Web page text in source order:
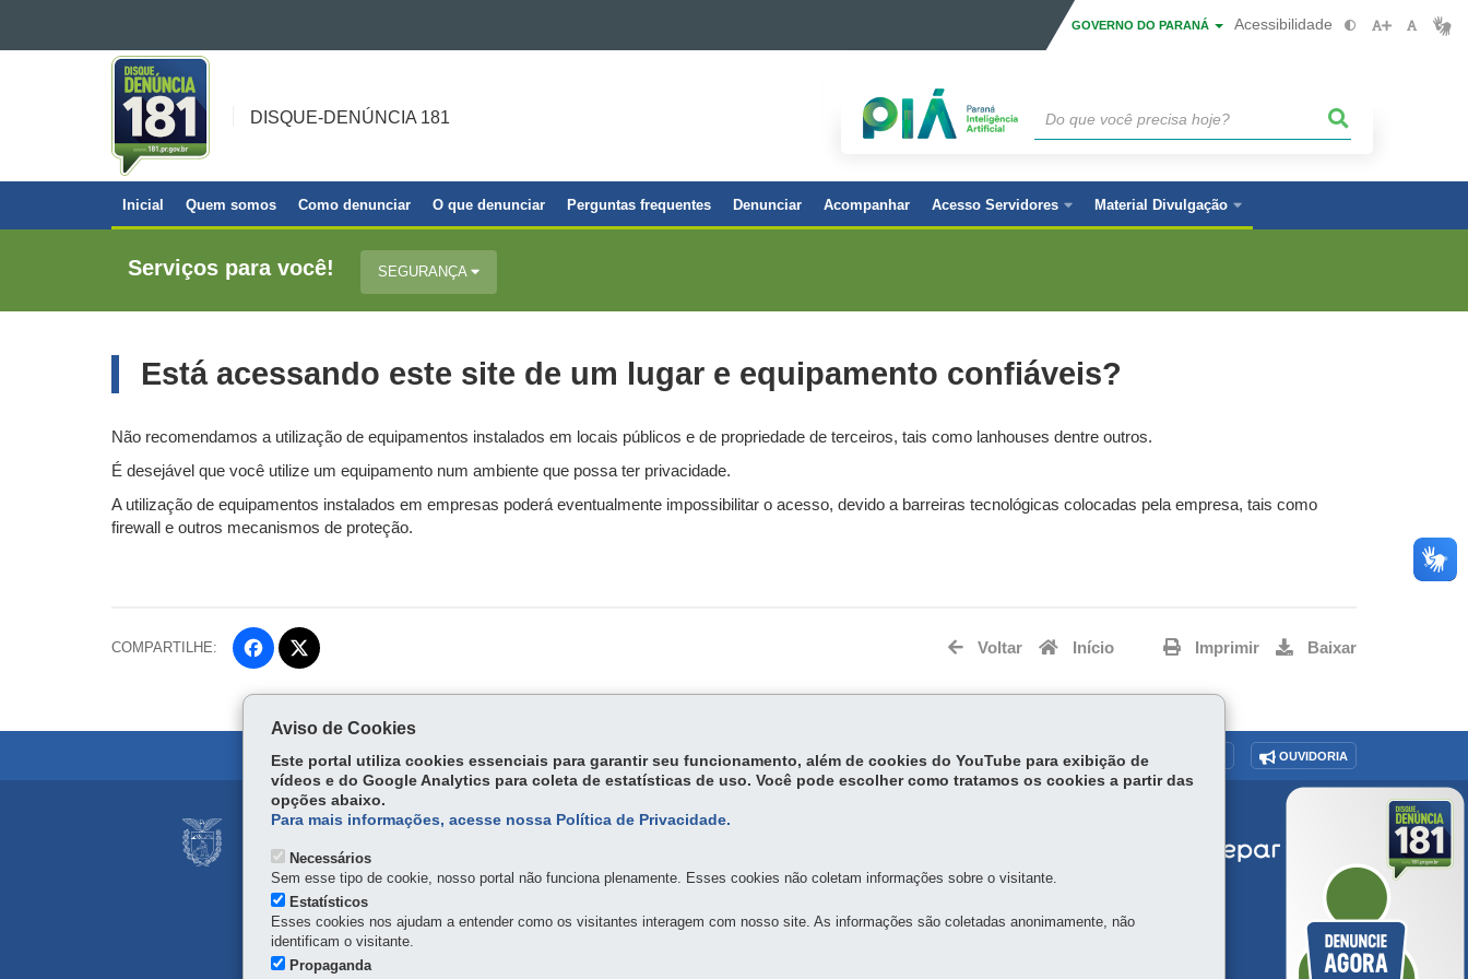
Ir para o conteúdo
Ir para a navegação
Ir para a busca
GOVERNO DO PARANÁ Acessibilidade
DISQUE-
DENÚNCIA
181
DISQUE-DENÚNCIA 181
Navegação
principal
Inicial Quem somos Como denunciar O que denunciar Perguntas frequentes Denunciar Acompanhar Acesso Servidores Material Divulgação
Serviços para você! SEGURANÇA
Está acessando este site de um lugar e equipamento confiáveis?
Não recomendamos a utilização de equipamentos instalados em locais públicos e de propriedade de terceiros, tais como lanhouses dentre outros.
É desejável que você utilize um equipamento num ambiente que possa ter privacidade.
A utilização de equipamentos instalados em empresas poderá eventualmente impossibilitar o acesso, devido a barreiras tecnológicas colocadas pela empresa, tais como
firewall e outros mecanismos de proteção.
COMPARTILHE:
Fa
ce
bo
ok
Tw
Voltar Início Imprimir Baixar
MAPA DO SITE DENUNCIE CORRUPÇÃO OUVIDORIA
Navegação
principal
SECRETARIA DA SEGURANÇA PÚBLICA
Rua Coronel Dulcídio, 800 - Batel
41 3313-1900
Aviso de Cookies
Este portal utiliza cookies essenciais para garantir seu funcionamento, além de cookies do YouTube para exibição de
vídeos e do Google Analytics para coleta de estatísticas de uso. Você pode escolher como tratamos os cookies a partir das
opções abaixo.
Para mais informações, acesse nossa Política de Privacidade.
Necessários
Sem esse tipo de cookie, nosso portal não funciona plenamente. Esses cookies não coletam informações sobre o visitante.
Estatísticos
Esses cookies nos ajudam a entender como os visitantes interagem com nosso site. As informações são coletadas anonimamente, não
identificam o visitante.
Propaganda